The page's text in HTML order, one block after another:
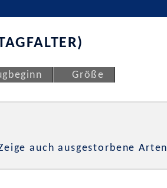
Größe
auch ausgestorbene Arten